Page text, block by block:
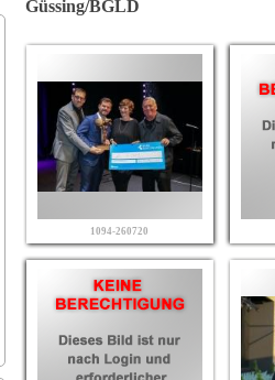
Güssing/BGLD
1094-260720